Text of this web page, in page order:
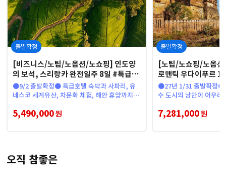
출발확정
[비즈니스/노팁/노옵션/노쇼핑] 인도양
의 보석, 스리랑카 완전일주 8일 #특급호
텔 #코끼리사파리 #티팩토리
●9/2 출발확정● 특급호텔 숙박과 사파리, 유
네스코 세계유산, 차문화 체험, 해안 휴양까지 모
5,490,000원
출발확정
[노팁/노쇼핑/노옵
로맨틱 우다이푸르
지스강 #타지마할 #
●27년 1/31 출발확정●
수 도시의 낭만이 어우러
7,281,000원
오직 참좋은